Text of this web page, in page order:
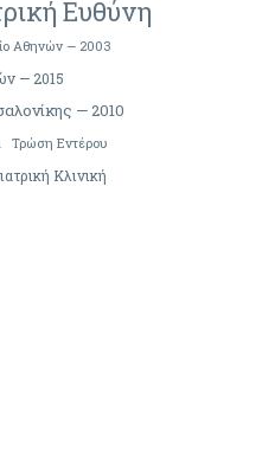
Ευθύνη
Αθηνών — 2003
— 2015
— 2010
Τρώση Εντέρου
Κλινική